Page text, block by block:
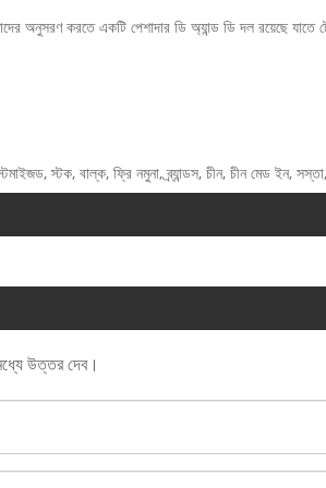
অনুসরণ করতে একটি পেশাদার ডি অ্যান্ড ডি দল রয়েছে যাতে
স্টক, বাল্ক, ফ্রি নমুনা, ব্র্যান্ডস, চীন, চীন মেড ইন,
উত্তর দেব।